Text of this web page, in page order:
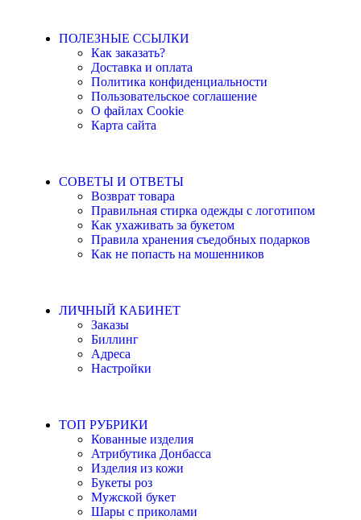
ПОЛЕЗНЫЕ ССЫЛКИ
Как заказать?
Доставка и оплата
Политика конфиденциальности
Пользовательское соглашение
О файлах Cookie
Карта сайта
СОВЕТЫ И ОТВЕТЫ
Возврат товара
Правильная стирка одежды с логотипом
Как ухаживать за букетом
Правила хранения съедобных подарков
Как не попасть на мошенников
ЛИЧНЫЙ КАБИНЕТ
Заказы
Биллинг
Адреса
Настройки
ТОП РУБРИКИ
Кованные изделия
Атрибутика Донбасса
Изделия из кожи
Букеты роз
Мужской букет
Шары с приколами